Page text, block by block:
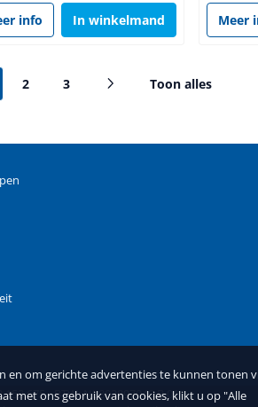
info In winkelmand Meer
2 3 Toon alles
- BTW: NL802897940.B.01
en om gerichte advertenties te kunnen tonen
met ons gebruik van cookies, klikt u op "Alle